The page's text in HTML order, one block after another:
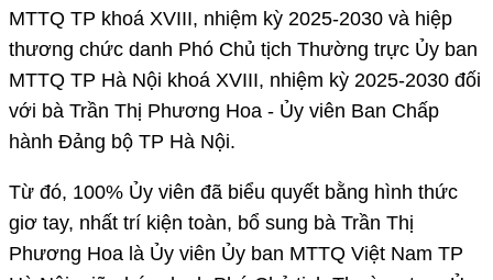
MTTQ TP khoá XVIII, nhiệm kỳ 2025-2030 và hiệp
thương chức danh Phó Chủ tịch Thường trực Ủy ban
MTTQ TP Hà Nội khoá XVIII, nhiệm kỳ 2025-2030 đối
với bà Trần Thị Phương Hoa - Ủy viên Ban Chấp
hành Đảng bộ TP Hà Nội.
Từ đó, 100% Ủy viên đã biểu quyết bằng hình thức
giơ tay, nhất trí kiện toàn, bổ sung bà Trần Thị
Phương Hoa là Ủy viên Ủy ban MTTQ Việt Nam TP